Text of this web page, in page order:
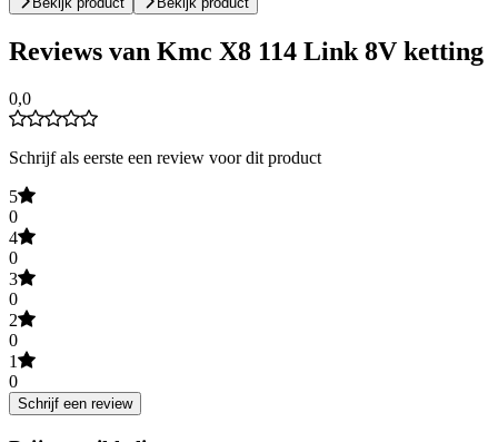
Reviews van Kmc X8 114 Link 8V ketting
0,0
Schrijf als eerste een review voor dit product
5
0
4
0
3
0
2
0
1
0
Schrijf een review